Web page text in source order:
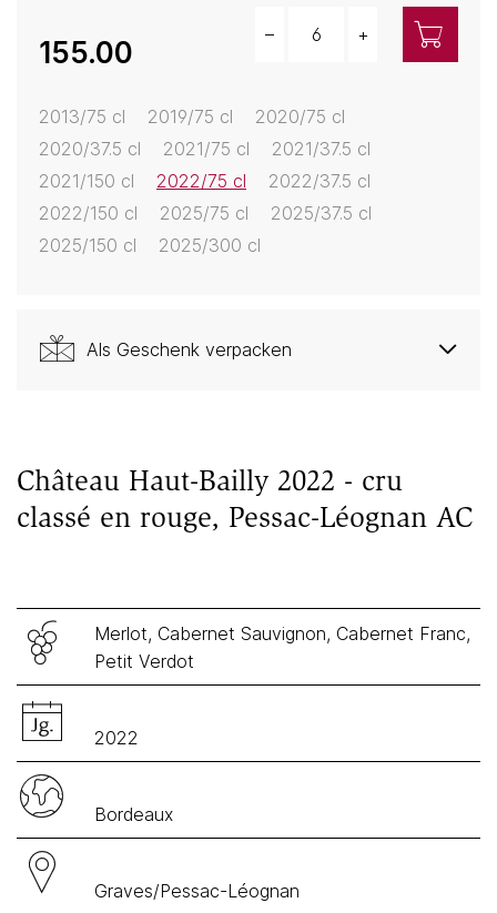
155.00
– +
2013/75 cl 2019/75 cl
2020/75 cl
2020/37.5 cl
2021/75 cl
2021/37.5 cl
2021/150 cl
2022/75 cl
2022/37.5 cl
2022/150 cl
2025/75 cl
2025/37.5 cl
2025/150 cl
2025/300 cl
Als Geschenk verpacken
Château Haut-Bailly 2022 - cru
classé en rouge, Pessac-Léognan AC
Merlot, Cabernet Sauvignon, Cabernet Franc,
Petit Verdot
2022
Bordeaux
Graves/Pessac-Léognan